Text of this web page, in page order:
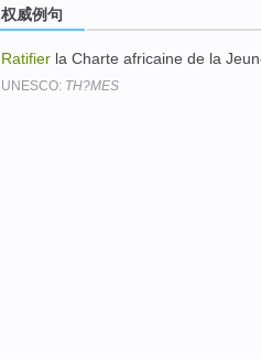
权威例句
Ratifier la Charte africaine de la
UNESCO: TH?MES